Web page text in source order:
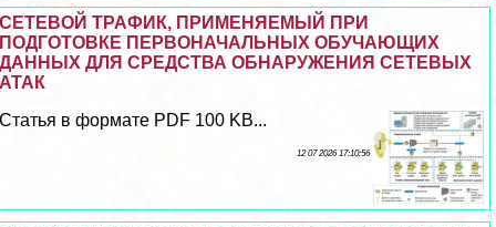
СЕТЕВОЙ ТРАФИК, ПРИМЕНЯЕМЫЙ ПРИ
ПОДГОТОВКЕ ПЕРВОНАЧАЛЬНЫХ ОБУЧАЮЩИХ
ДАННЫХ ДЛЯ СРЕДСТВА ОБНАРУЖЕНИЯ СЕТЕВЫХ
АТАК
Статья в формате PDF 100 KB...
12 07 2026 17:10:56